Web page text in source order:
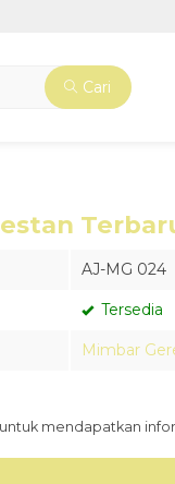
Cari
AJ-MG 024
Tersedia
Mimbar
mendapatkan